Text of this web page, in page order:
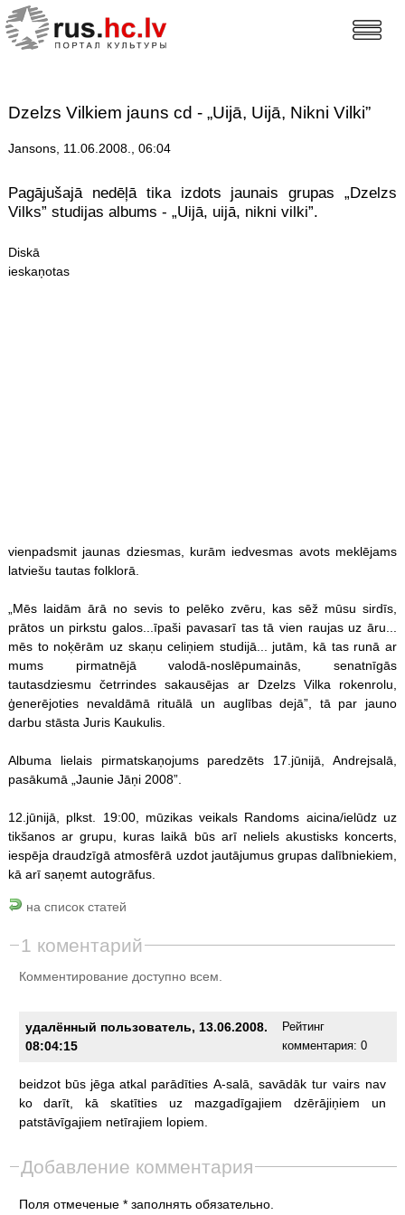
Dzelzs Vilkiem jauns cd - „Uijā, Uijā, Nikni Vilki”
Jansons, 11.06.2008., 06:04
Pagājušajā nedēļā tika izdots jaunais grupas „Dzelzs
Vilks” studijas albums - „Uijā, uijā, nikni vilki”.
Diskā
ieskaņotas
vienpadsmit jaunas dziesmas, kurām iedvesmas avots meklējams
latviešu tautas folklorā.
„Mēs laidām ārā no sevis to pelēko zvēru, kas sēž mūsu sirdīs,
prātos un pirkstu galos...īpaši pavasarī tas tā vien raujas uz āru...
mēs to noķērām uz skaņu celiņiem studijā... jutām, kā tas runā ar
mums pirmatnējā valodā-noslēpumainās, senatnīgās
tautasdziesmu četrrindes sakausējas ar Dzelzs Vilka rokenrolu,
ģenerējoties nevaldāmā rituālā un auglības dejā”, tā par jauno
darbu stāsta Juris Kaukulis.
Albuma lielais pirmatskaņojums paredzēts 17.jūnijā, Andrejsalā,
pasākumā „Jaunie Jāņi 2008”.
12.jūnijā, plkst. 19:00, mūzikas veikals Randoms aicina/ielūdz uz
tikšanos ar grupu, kuras laikā būs arī neliels akustisks koncerts,
iespēja draudzīgā atmosfērā uzdot jautājumus grupas dalībniekiem,
kā arī saņemt autogrāfus.
на список статей
1 коментарий
Комментирование доступно всем.
yдалённый пользователь, 13.06.2008.
08:04:15
Рейтинг
комментария:0
beidzot būs jēga atkal parādīties A-salā, savādāk tur vairs nav
ko
darīt, kā skatīties uz mazgadīgajiem dzērājiņiem
un
patstāvīgajiem netīrajiem lopiem.
Добавление комментария
Поля отмеченые * заполнять обязательно.